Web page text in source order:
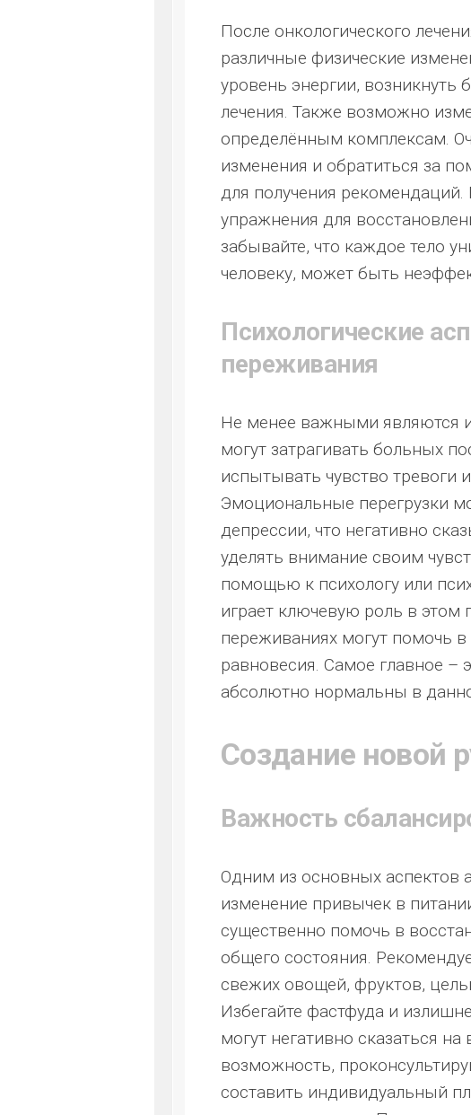
После онкологического
различные физические
уровень энергии,
лечения. Также возможно
определённым комплексам.
изменения и обратиться за
для получения
упражнения для
забывайте, что каждое тело
человеку, может быть
Психологические
переживания
Не менее важными являются
могут затрагивать больных
испытывать чувство тревоги
Эмоциональные перегрузки
депрессии, что негативно
уделять внимание своим
помощью к психологу или
играет ключевую роль в этом
переживаниях могут помочь
равновесия. Самое главное –
абсолютно нормальны в
Создание новой
Важность
Одним из основных аспектов
изменение привычек в
существенно помочь в
общего состояния.
свежих овощей, фруктов,
Избегайте фастфуда и
могут негативно сказаться
возможность,
составить индивидуальный